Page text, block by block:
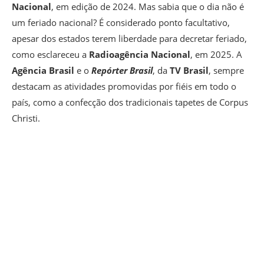
Nacional, em edição de 2024. Mas sabia que o dia não é
um feriado nacional? É considerado ponto facultativo,
apesar dos estados terem liberdade para decretar feriado,
como esclareceu a Radioagência Nacional, em 2025. A
Agência Brasil e o Repórter Brasil, da TV Brasil, sempre
destacam as atividades promovidas por fiéis em todo o
país, como a confecção dos tradicionais tapetes de Corpus
Christi.